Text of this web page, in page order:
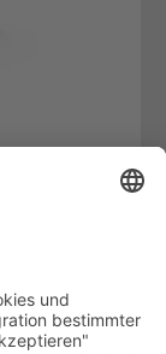
10G AV-
-